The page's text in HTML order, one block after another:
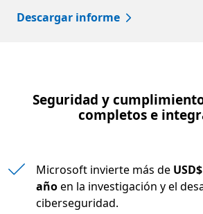
Descargar informe
Seguridad y
completos e
Microsoft invierte más de
añoen la investigación y el
ciberseguridad.